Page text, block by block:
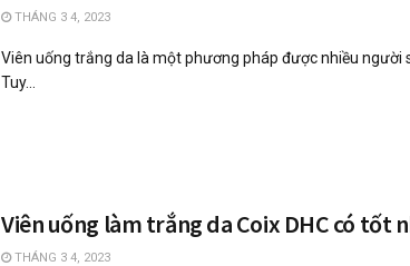
THÁNG 3 4, 2023
Viên uống trắng da là một phương pháp được nhiều người
Tuy...
Viên uống làm trắng da Coix DHC có tốt
THÁNG 3 4, 2023